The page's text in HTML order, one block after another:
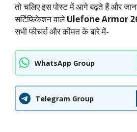
तो चलिए इस पोस्ट में आगे बढ़ते हैं और
सर्टिफिकेशन वालेUlefone Armor
सभी फीचर्स और कीमत के बारे में-
WhatsApp Group
Telegram Group